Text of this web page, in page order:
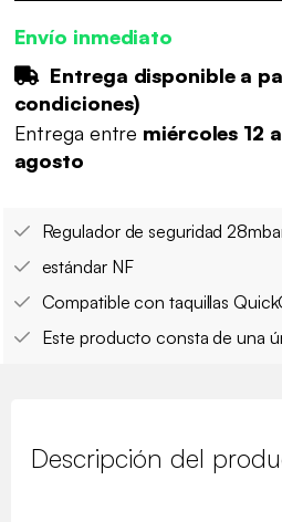
Envío inmediato
Entrega disponible a
condiciones)
Entrega entre miércoles 12
agosto
Regulador de seguridad
estándar NF
Compatible con taquillas
Este producto consta de una
Descripción del